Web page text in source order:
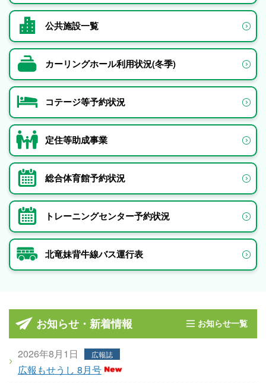
公共施設一覧
カーリングホール利用状況(冬季)
コテージ等予約状況
定住等助成事業
総合体育館予約状況
トレーニングセンター予約状況
北竜妹背牛線バス運行表
お知らせ・新着情報 お知らせ一覧
2026年8月1日 広報誌
広報もせうし 8月号